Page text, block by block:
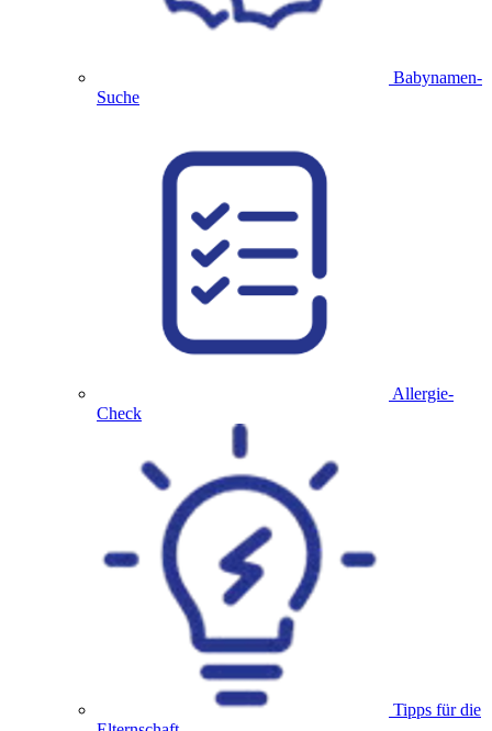
Babynamen-
Suche
Allergie-
Check
Tipps für die